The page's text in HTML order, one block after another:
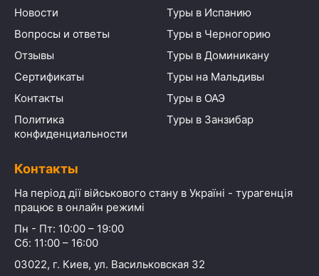
Новости
Вопросы и ответы
Отзывы
Сертификаты
Контакты
Политика
конфиденциальности
Туры в Испанию
Туры в Черногорию
Туры в Доминикану
Туры на Мальдивы
Туры в ОАЭ
Туры в Занзибар
Контакты
На період дії військового стану в Україні - турагенція
працює в онлайн режимі
Пн - Пт: 10:00 – 19:00
Сб: 11:00 – 16:00
03022, г. Киев, ул. Васильковская 32